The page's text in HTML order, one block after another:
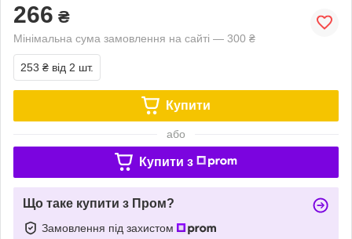
266 ₴
Мінімальна сума замовлення на сайті — 300 ₴
253 ₴ від 2 шт.
Купити
або
Купити з
Що таке купити з Пром?
Замовлення під захистом